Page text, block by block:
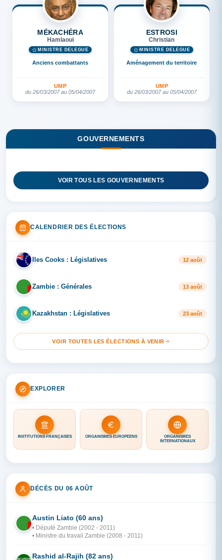
MÉKACHÉRA
Hamlaoui
MINISTRE DÉLÉGUÉ
Anciens combattants
UMP
du 26/03/2007 au 05/04/2007
ESTROSI
Christian
MINISTRE DÉLÉGUÉ
Aménagement du territoire
UMP
du 26/03/2007 au 05/04/2007
GOUVERNEMENTS
VOIR TOUS LES GOUVERNEMENTS
CALENDRIER DES ÉLECTIONS
IL Iles Cooks : Législatives 12 août
ZA Zambie : Générales 13 août
KA Kazakhstan : Législatives 23 août
VOIR TOUTES LES ÉLECTIONS À VENIR
EXPLORER
INSTITUTIONS FRANÇAISES ORGANISMES EUROPÉENS
ORGANISMES
INTERNATIONAUX
DÉCÈS DU 06 AOÛT
ZA
Austin Liato (60 ans)
• Député Zambie (2002 - 2011)
• Ministre du travail Zambie (2008 - 2011)
Rashid al-Rajih (82 ans)